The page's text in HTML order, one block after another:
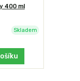
400 ml
Skladem